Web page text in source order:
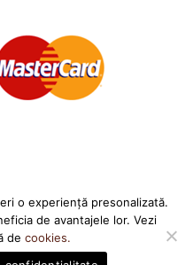
Spearhead Coffee
o experiență presonalizată.
de avantajele lor. Vezi
de cookies.